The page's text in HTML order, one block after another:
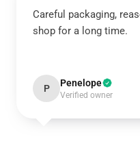
Careful packaging,
shop for a long time.
P Penelope
Verified owner